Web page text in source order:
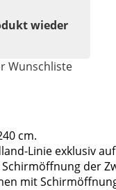
wieder
Wunschliste
cm.
Linie exklusiv
der
mit